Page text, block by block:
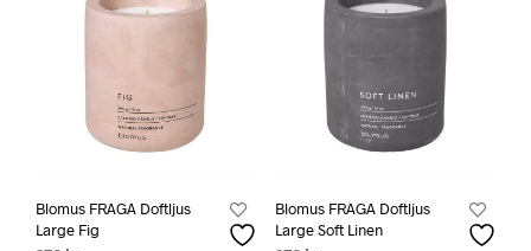
Blomus FRAGA Doftljus
Large Fig
Blomus FRAGA Doftljus
Large Soft Linen